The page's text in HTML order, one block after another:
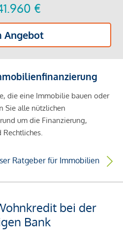
€
Angebot
die eine Immobilie bauen oder
Sie alle nützlichen
um die Finanzierung,
Ratgeber für Immobilien
bei der
Bank